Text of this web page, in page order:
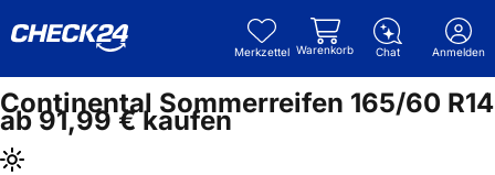
Merkzettel Warenkorb Chat Anmelden
Continental Sommerreifen 165/60 R14
ab 91,99 € kaufen